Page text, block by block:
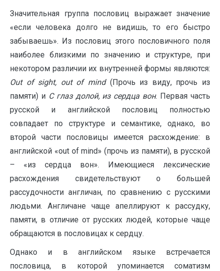
Значительная группа пословиц выражает значение
«если человека долго не видишь, то его быстро
забываешь». Из пословиц этого пословичного поля
наиболее близкими по значению и структуре, при
некотором различии их внутренней формы являются:
Out of sight, out of mind(Прочь из виду, прочь из
памяти) и С глаз долой, из сердца вон. Первая часть
русской и английской пословиц полностью
совпадает по структуре и семантике, однако, во
второй части пословицы имеется расхождение: в
английской «out of mind» (прочь из памяти), в русской
– «из сердца вон». Имеющиеся лексические
расхождения свидетельствуют о большей
рассудочности англичан, по сравнению с русскими
людьми. Англичане чаще апеллируют к рассудку,
памяти, в отличие от русских людей, которые чаще
обращаются в пословицах к сердцу.
Однако и в английском языке встречается
пословица, в которой упоминается соматизм